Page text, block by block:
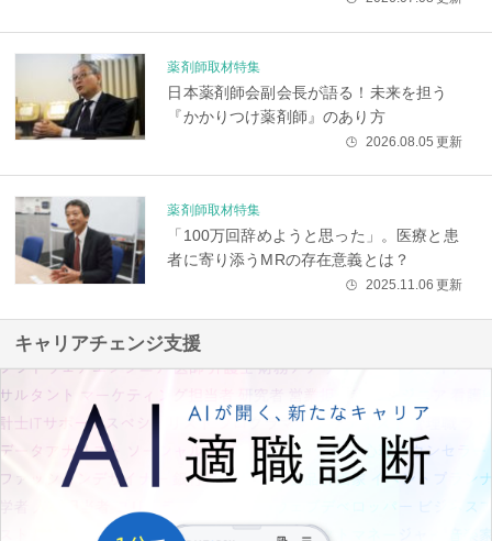
薬剤師取材特集
日本薬剤師会副会長が語る！未来を担う
『かかりつけ薬剤師』のあり方
🕒 2026.08.05 更新
薬剤師取材特集
「100万回辞めようと思った」。医療と患
者に寄り添うMRの存在意義とは？
🕒 2025.11.06 更新
キャリアチェンジ支援